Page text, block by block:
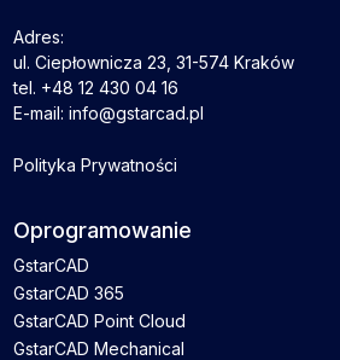
Adres:
ul. Ciepłownicza 23, 31-574 Kraków
tel. +48 12 430 04 16
E-mail: info@gstarcad.pl
Polityka Prywatności
Oprogramowanie
GstarCAD
GstarCAD 365
GstarCAD Point Cloud
GstarCAD Mechanical